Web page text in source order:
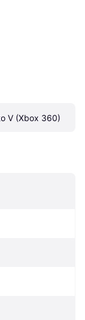
V (Xbox 360)